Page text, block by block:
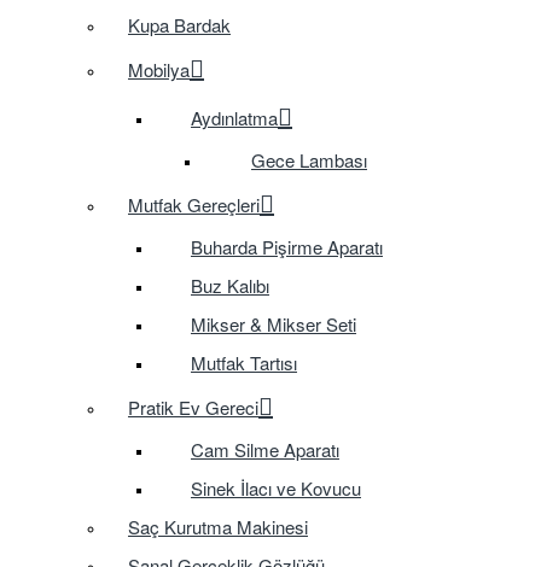
Kupa Bardak
Mobilya
Aydınlatma
Gece Lambası
Mutfak Gereçleri
Buharda Pişirme Aparatı
Buz Kalıbı
Mikser & Mikser Seti
Mutfak Tartısı
Pratik Ev Gereci
Cam Silme Aparatı
Sinek İlacı ve Kovucu
Saç Kurutma Makinesi